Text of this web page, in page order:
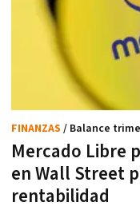
Mercado Libre
en Wall Street
rentabilidad
FINANZAS / Balance